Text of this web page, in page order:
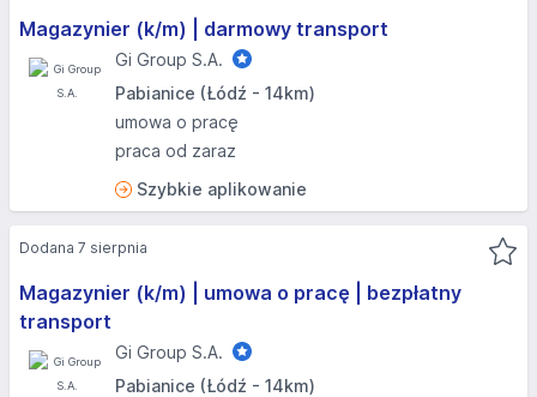
Magazynier (k/m) | darmowy transport
Gi Group S.A.
Pabianice (Łódź - 14km)
umowa o pracę
praca od zaraz
Szybkie aplikowanie
Magazynier (k/m) | umowa o pracę | bezpłatny
transport
Gi Group S.A.
Pabianice (Łódź - 14km)
Dodana 7 sierpnia